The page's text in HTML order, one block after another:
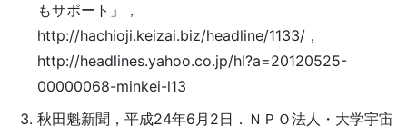
もサポート」，
http://hachioji.keizai.biz/headline/1133/，
http://headlines.yahoo.co.jp/hl?a=20120525-
00000068-minkei-l13
秋田魁新聞，平成24年6月2日．ＮＰＯ法人・大学宇宙